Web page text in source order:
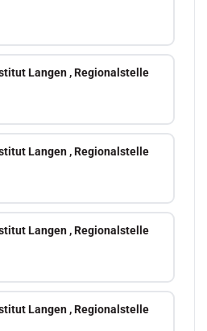
Langen , Regionalstelle
Langen , Regionalstelle
Langen , Regionalstelle
Langen , Regionalstelle